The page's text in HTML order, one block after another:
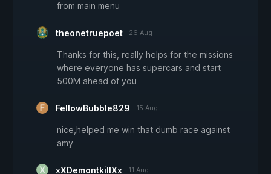
from main menu
theonetruepoet 26 Aug
Thanks for this, really helps for the missions
where everyone has supercars and start
500M ahead of you
FellowBubble829 15 Aug
nice,helped me win that dumb race against
amy
xXDemontkillXx 11 Aug